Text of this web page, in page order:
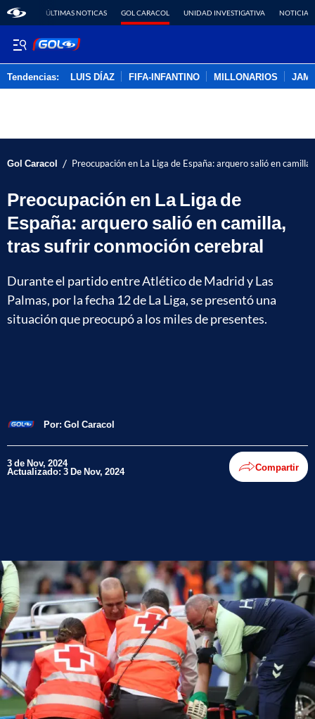
ÚLTIMAS NOTICAS GOL CARACOL UNIDAD INVESTIGATIVA NOTICIAS
Tendencias: LUIS DÍAZ FIFA-INFANTINO MILLONARIOS
Gol Caracol / Preocupación en La Liga de España: arquero salió en
Preocupación en La Liga de
España: arquero salió en camilla,
tras sufrir conmoción cerebral
Durante el partido entre Atlético de Madrid y Las
Palmas, por la fecha 12 de La Liga, se presentó una
situación que preocupó a los miles de presentes.
Por: Gol Caracol
3 de Nov, 2024
Actualizado: 3 De Nov, 2024 Compartir